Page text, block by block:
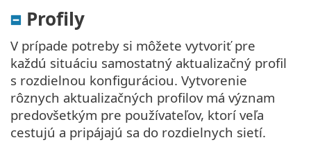
Profily
V prípade potreby si môžete vytvoriť pre
každú situáciu samostatný aktualizačný profil
s rozdielnou konfiguráciou. Vytvorenie
rôznych aktualizačných profilov má význam
predovšetkým pre používateľov, ktorí veľa
cestujú a pripájajú sa do rozdielnych sietí.